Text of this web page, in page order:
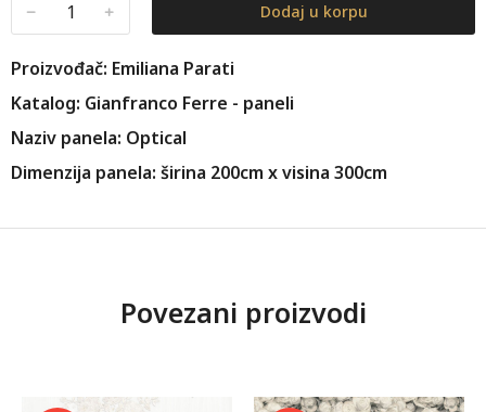
﹣ ﹢ Dodaj u korpu
Proizvođač: Emiliana Parati
Katalog: Gianfranco Ferre - paneli
Naziv panela: Optical
Dimenzija panela: širina 200cm x visina 300cm
Povezani proizvodi